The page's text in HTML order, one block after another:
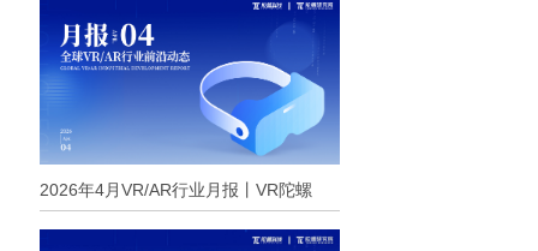
2026年4月VR/AR行业月报丨VR陀螺